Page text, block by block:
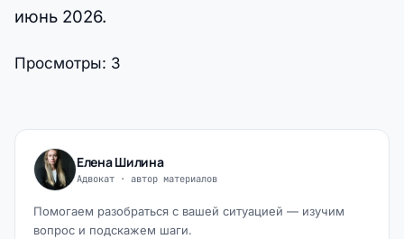
июнь 2026.
Просмотры: 3
Елена Шилина
Адвокат · автор материалов
Помогаем разобраться с вашей ситуацией — изучим
вопрос и подскажем шаги.